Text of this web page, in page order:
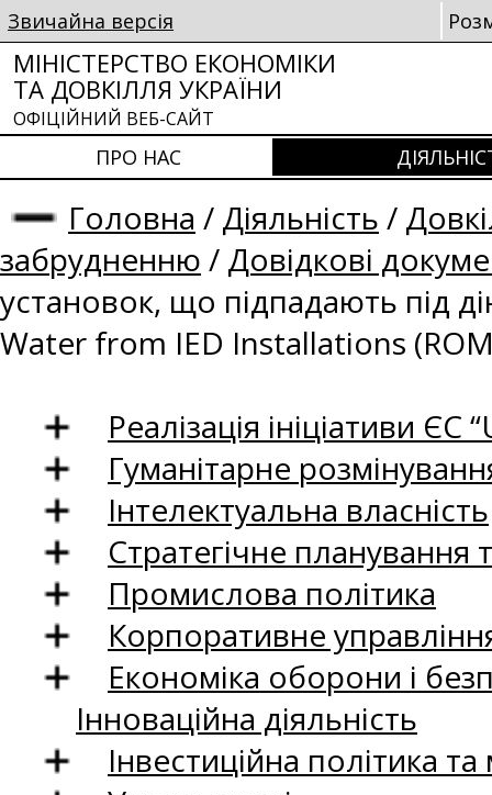
Звичайна версія
МІНІСТЕРСТВО ЕКОНОМІКИ
ТА ДОВКІЛЛЯ УКРАЇНИ
ОФІЦІЙНИЙ ВЕБ-САЙТ
ПРО НАС
Головна / Діяльність /
забрудненню / Довідкові
установок, що підпадають під
Water from IED Installations
Реалізація ініціативи ЄС
Гуманітарне
Інтелектуальна власність
Стратегічне
Промислова політика
Корпоративне
Економіка оборони і
Інноваційна діяльність
Інвестиційна політика